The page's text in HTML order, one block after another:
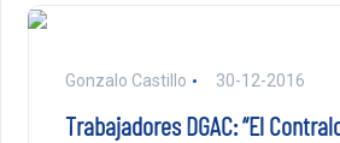
Gonzalo Castillo 30-12-2016
Trabajadores DGAC: “El